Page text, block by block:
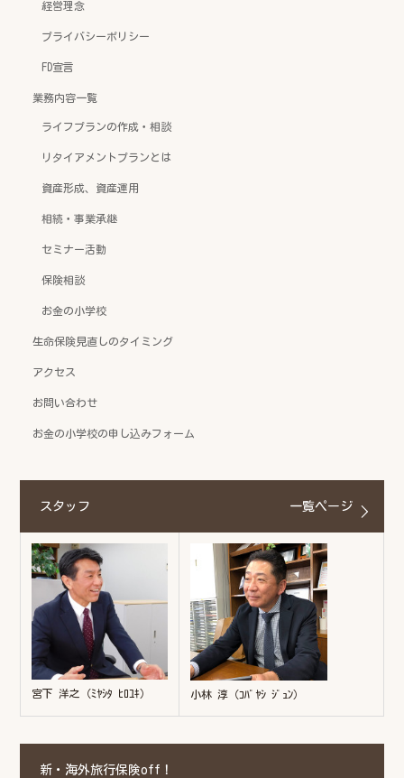
経営理念
プライバシーポリシー
FD宣言
業務内容一覧
ライフプランの作成・相談
リタイアメントプランとは
資産形成、資産運用
相続・事業承継
セミナー活動
保険相談
お金の小学校
生命保険見直しのタイミング
アクセス
お問い合わせ
お金の小学校の申し込みフォーム
スタッフ 一覧ページ
宮下 洋之（ﾐﾔｼﾀ ﾋﾛﾕｷ） 小林 淳（ｺﾊﾞﾔｼ ｼﾞｭﾝ）
新・海外旅行保険off！